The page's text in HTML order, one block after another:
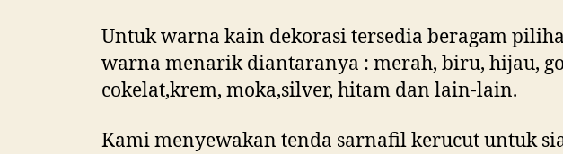
Untuk warna kain dekorasi tersedia beragam
warna menarik diantaranya : merah, biru, hijau,
cokelat,krem, moka,silver, hitam dan lain-lain.
Kami menyewakan tenda sarnafil kerucut untuk